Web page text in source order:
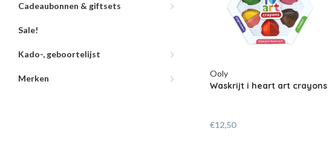
Cadeaubonnen & giftsets
Sale!
Kado-, geboortelijst
Merken Ooly
Waskrijt i heart art crayons
€12,50